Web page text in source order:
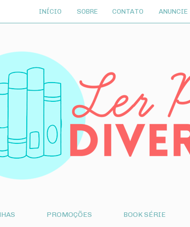
INÍCIO SOBRE CONTATO ANUNCIE
PROMOÇÕES BOOK SÉRIE